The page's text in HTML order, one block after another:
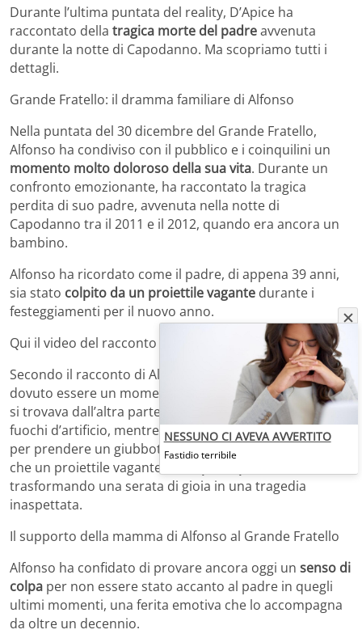
Durante l’ultima puntata del reality, D’Apice ha
raccontato della tragica morte del padreavvenuta
durante la notte di Capodanno. Ma scopriamo tutti i
dettagli.
Grande Fratello: il dramma familiare di Alfonso
Nella puntata del 30 dicembre del Grande Fratello,
Alfonso ha condiviso con il pubblico e i coinquilini un
momento molto doloroso della sua vita. Durante un
confronto emozionante, ha raccontato la tragica
perdita di suo padre, avvenuta nella notte di
Capodanno tra il 2011 e il 2012, quando era ancora un
bambino.
Alfonso ha ricordato come il padre, di appena 39 anni,
sia stato colpito da un proiettile vagante durante i
festeggiamenti per il nuovo anno.
Qui il video del racconto del gieffino.
Secondo il racconto di Alfonso, quella notte avrebbe
dovuto essere un momento di festa in famiglia. Il padre
si trovava dall’altra parte della strada per ammirare i
fuochi d’artificio, mentre Alfonso era rientrato in casa
per prendere un giubbotto. È stato in quel momento
che un proiettile vagante
trasformando una serata di gioia in una tragedia
inaspettata.
Il supporto della mamma di Alfonso al Grande Fratello
Alfonso ha confidato di provare ancora oggi un senso di
colpa per non essere stato accanto al padre in quegli
ultimi momenti, una ferita emotiva che lo accompagna
da oltre un decennio.
NESSUNO CI AVEVA AVVERTITO
Fastidio terribile